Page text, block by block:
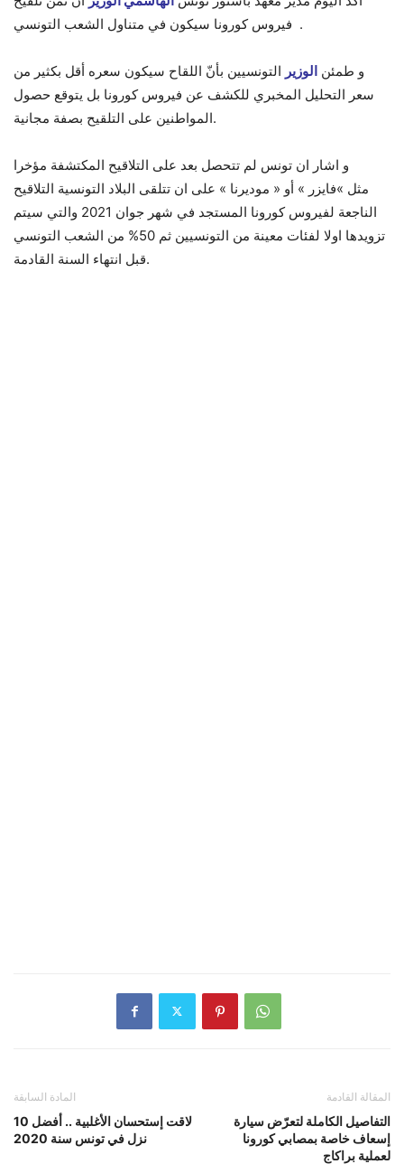
فيروس كورونا سيكون في متناول الشعب التونسي .
و طمئن الوزير التونسيين بأنّ اللقاح سيكون سعره أقل بكثير من
سعر التحليل المخبري للكشف عن فيروس كورونا بل يتوقع حصول
المواطنين على التلقيح بصفة مجانية.
و اشار ان تونس لم تتحصل بعد على التلاقيح المكتشفة مؤخرا
مثل »فايزر » أو « موديرنا » على ان تتلقى البلاد التونسية التلاقيح
الناجعة لفيروس كورونا المستجد في شهر جوان 2021 والتي سيتم
تزويدها اولا لفئات معينة من التونسيين ثم 50% من الشعب التونسي
قبل انتهاء السنة القادمة.
المادة السابقة
لاقت إستحسان الأغلبية .. أفضل 10
نزل في تونس سنة 2020
المقالة القادمة
التفاصيل الكاملة لتعرّض سيارة
إسعاف خاصة بمصابي كورونا
لعملية براكاج